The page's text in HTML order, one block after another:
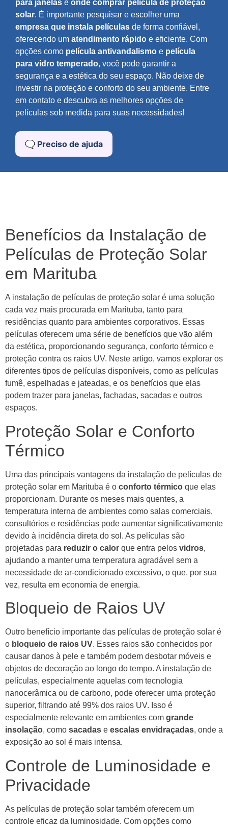
para janelas e onde comprar película de proteção
solar. É importante pesquisar e escolher uma
empresa que instala películas de forma confiável,
oferecendo um atendimento rápido e eficiente. Com
opções como película antivandalismo e película
para vidro temperado, você pode garantir a
segurança e a estética do seu espaço. Não deixe de
investir na proteção e conforto do seu ambiente. Entre
em contato e descubra as melhores opções de
películas sob medida para suas necessidades!
🗨️ Preciso de ajuda
Benefícios da Instalação de
Películas de Proteção Solar
em Marituba
A instalação de películas de proteção solar é uma solução
cada vez mais procurada em Marituba, tanto para
residências quanto para ambientes corporativos. Essas
películas oferecem uma série de benefícios que vão além
da estética, proporcionando segurança, conforto térmico e
proteção contra os raios UV. Neste artigo, vamos explorar os
diferentes tipos de películas disponíveis, como as películas
fumê, espelhadas e jateadas, e os benefícios que elas
podem trazer para janelas, fachadas, sacadas e outros
espaços.
Proteção Solar e Conforto
Térmico
Uma das principais vantagens da instalação de películas de
proteção solar em Marituba é o conforto térmico que elas
proporcionam. Durante os meses mais quentes, a
temperatura interna de ambientes como salas comerciais,
consultórios e residências pode aumentar significativamente
devido à incidência direta do sol. As películas são
projetadas para reduzir o calor que entra pelos vidros,
ajudando a manter uma temperatura agradável sem a
necessidade de ar-condicionado excessivo, o que, por sua
vez, resulta em economia de energia.
Bloqueio de Raios UV
Outro benefício importante das películas de proteção solar é
o bloqueio de raios UV. Esses raios são conhecidos por
causar danos à pele e também podem desbotar móveis e
objetos de decoração ao longo do tempo. A instalação de
películas, especialmente aquelas com tecnologia
nanocerâmica ou de carbono, pode oferecer uma proteção
superior, filtrando até 99% dos raios UV. Isso é
especialmente relevante em ambientes com grande
insolação, como sacadas e escalas envidraçadas, onde a
exposição ao sol é mais intensa.
Controle de Luminosidade e
Privacidade
As películas de proteção solar também oferecem um
controle eficaz da luminosidade. Com opções como